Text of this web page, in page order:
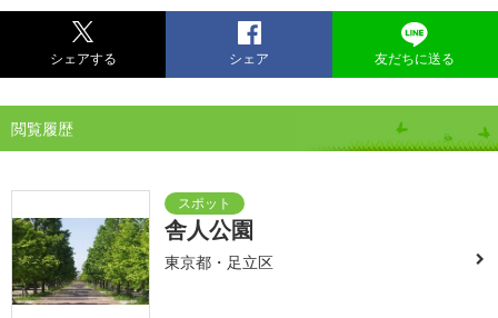
シェアする シェア 友だちに送る
閲覧履歴
舎人公園
東京都・足立区